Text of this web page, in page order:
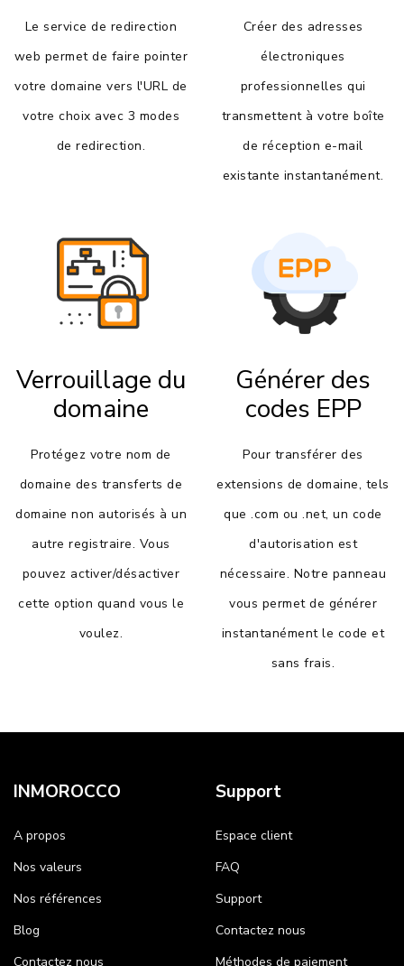
Le service de redirection
web permet de faire pointer
votre domaine vers l'URL de
votre choix avec 3 modes
de redirection.
Créer des adresses
électroniques
professionnelles qui
transmettent à votre boîte
de réception e-mail
existante instantanément.
Verrouillage du
domaine
Protégez votre nom de
domaine des transferts de
domaine non autorisés à un
autre registraire. Vous
pouvez activer/désactiver
cette option quand vous le
voulez.
Générer des
codes EPP
Pour transférer des
extensions de domaine, tels
que .com ou .net, un code
d'autorisation est
nécessaire. Notre panneau
vous permet de générer
instantanément le code et
sans frais.
INMOROCCO
A propos
Nos valeurs
Nos références
Blog
Contactez nous
Support
Espace client
FAQ
Support
Contactez nous
Méthodes de paiement